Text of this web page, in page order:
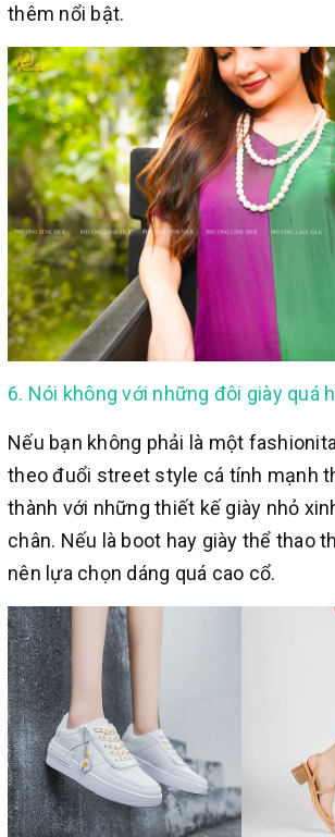
thêm nổi bật.
6. Nói không với những đôi giày quá
Nếu bạn không phải là một
theo đuổi street style cá tính mạnh
thành với những thiết kế giày nhỏ
chân. Nếu là boot hay giày thể thao
nên lựa chọn dáng quá cao cổ.